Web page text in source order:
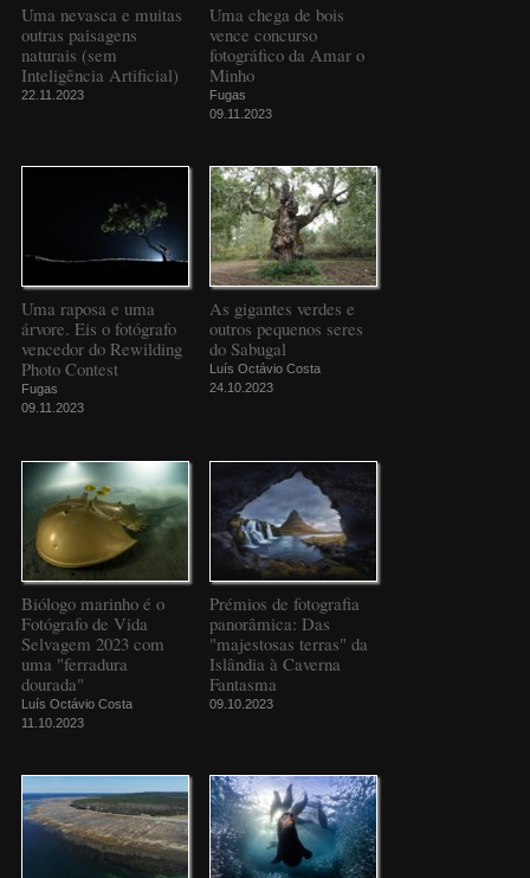
Uma nevasca e muitas
outras paisagens
naturais (sem
Inteligência Artificial)
22.11.2023
Uma chega de bois
vence concurso
fotográfico da Amar o
Minho
Fugas
09.11.2023
Uma raposa e uma
árvore. Eis o fotógrafo
vencedor do Rewilding
Photo Contest
Fugas
09.11.2023
As gigantes verdes e
outros pequenos seres
do Sabugal
Luís Octávio Costa
24.10.2023
Biólogo marinho é o
Fotógrafo de Vida
Selvagem 2023 com
uma "ferradura
dourada"
Luís Octávio Costa
11.10.2023
Prémios de fotografia
panorâmica: Das
"majestosas terras" da
Islândia à Caverna
Fantasma
09.10.2023